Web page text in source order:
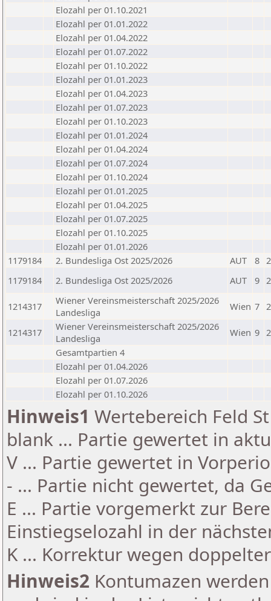
Elozahl per 01.10.2021
Elozahl per 01.01.2022
Elozahl per 01.04.2022
Elozahl per 01.07.2022
Elozahl per 01.10.2022
Elozahl per 01.01.2023
Elozahl per 01.04.2023
Elozahl per 01.07.2023
Elozahl per 01.10.2023
Elozahl per 01.01.2024
Elozahl per 01.04.2024
Elozahl per 01.07.2024
Elozahl per 01.10.2024
Elozahl per 01.01.2025
Elozahl per 01.04.2025
Elozahl per 01.07.2025
Elozahl per 01.10.2025
Elozahl per 01.01.2026
1179184
2. Bundesliga Ost 2025/2026 AUT 8
1179184
2. Bundesliga Ost 2025/2026 AUT 9
1214317
Wiener Vereinsmeisterschaft 2025/2026
Landesliga
Wien 7
1214317
Wiener Vereinsmeisterschaft 2025/2026
Landesliga
Wien 9
Gesamtpartien 4
Elozahl per 01.04.2026
Elozahl per 01.07.2026
Elozahl per 01.10.2026
Hinweis1 Wertebereich Feld
blank ... Partie gewertet in
V ... Partie gewertet in
- ... Partie nicht gewertet, da
E ... Partie vorgemerkt zur
Einstiegselozahl in der
K ... Korrektur wegen
Hinweis2 Kontumazen